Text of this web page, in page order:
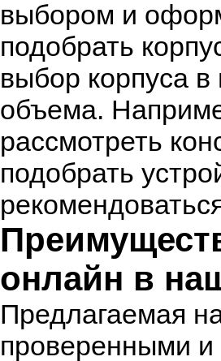
выбором и
подобрать
выбор корпуса
объема.
рассмотреть
подобрать
онлайн в
Предлагаемая
проверенными